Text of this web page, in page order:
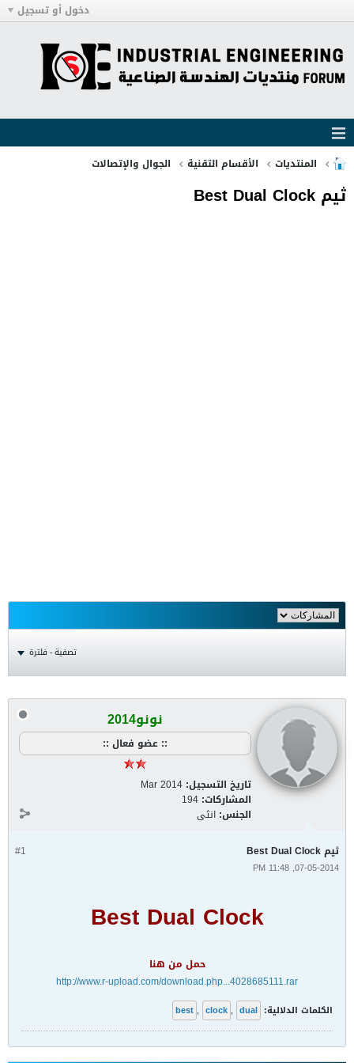
دخول أو تسجيل
المنتديات الأقسام التقنية الجوال والإتصالات
ثيم Best Dual Clock
تصفية - فلترة
نونو2014
:: عضو فعال ::
تاريخ التسجيل: Mar 2014
المشاركات: 194
الجنس: انثى
#1 ثيم Best Dual Clock
07-05-2014, 11:48 PM
Best Dual Clock
حمل من هنا
http://www.r-upload.com/download.php...4028685111.rar
الكلمات الدلالية: best , clock , dual